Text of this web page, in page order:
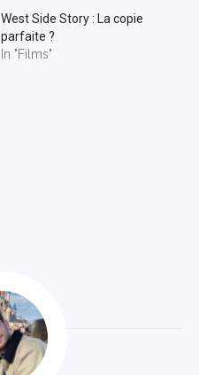
West Side Story : La copie
parfaite ?
In "Films"